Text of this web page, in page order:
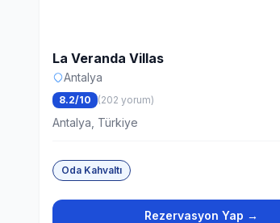
La Veranda Villas
Antalya
8.2/10 (202 yorum)
Antalya, Türkiye
Oda Kahvaltı
Rezervasyon Yap →